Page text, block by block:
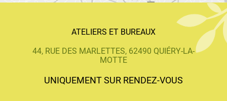
ATELIERS ET BUREAUX
44, RUE DES MARLETTES, 62490 QUIÉRY-LA-
MOTTE
UNIQUEMENT SUR RENDEZ-VOUS